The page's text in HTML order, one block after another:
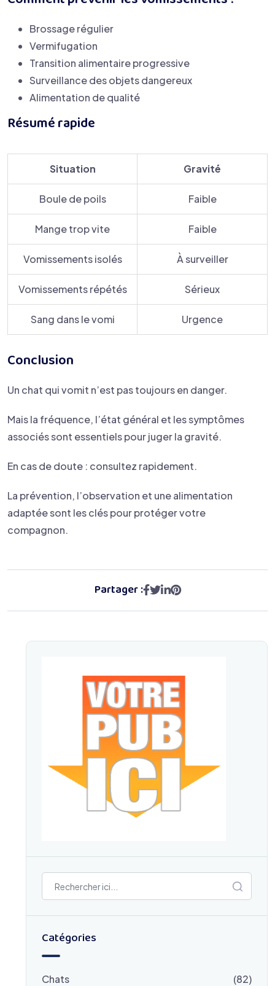
Brossage régulier
Vermifugation
Transition alimentaire progressive
Surveillance des objets dangereux
Alimentation de qualité
Résumé rapide
Situation Gravité
Boule de poils Faible
Mange trop vite Faible
Vomissements isolés À surveiller
Vomissements répétés Sérieux
Sang dans le vomi Urgence
Conclusion
Un chat qui vomit n’est pas toujours en danger.
Mais la fréquence, l’état général et les symptômes
associés sont essentiels pour juger la gravité.
En cas de doute : consultez rapidement.
La prévention, l’observation et une alimentation
adaptée sont les clés pour protéger votre
compagnon.
Partager :
Catégories
Chats
(82)